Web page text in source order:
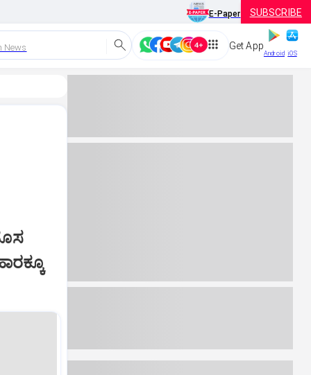
E-Paper SUBSCRIBE
News Get App
Android iOS